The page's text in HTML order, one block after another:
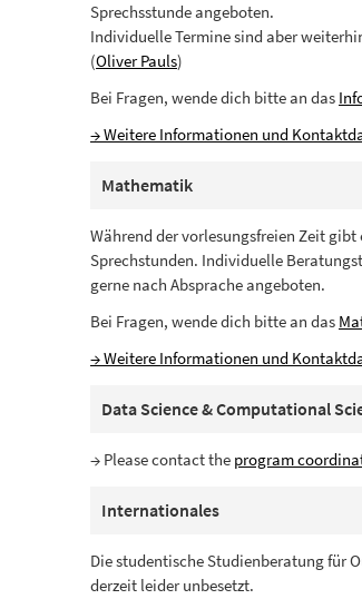
Sprechsstunde angeboten.
Individuelle Termine sind aber
(Oliver Pauls)
Bei Fragen, wende dich bitte an das
→ Weitere Informationen und
Mathematik
Während der vorlesungsfreien Zeit gibt
Sprechstunden. Individuelle
gerne nach Absprache angeboten.
Bei Fragen, wende dich bitte an das
→ Weitere Informationen und
Data Science & Computational
→ Please contact the program
Internationales
Die studentische Studienberatung für
derzeit leider unbesetzt.